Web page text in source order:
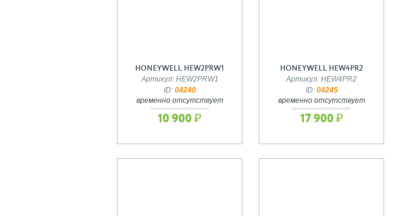
HONEYWELL HEW2PRW1
Артикул: HEW2PRW1
ID: 04240
временно отсутствует
10 900 ₽
HONEYWELL HEW4PR2
Артикул: HEW4PR2
ID: 04245
временно отсутствует
17 900 ₽